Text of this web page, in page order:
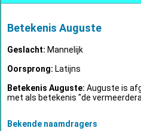
Betekenis Auguste
Geslacht: Mannelijk
Oorsprong: Latijns
Betekenis Auguste: Auguste is
met als betekenis "de
Bekende naamdragers